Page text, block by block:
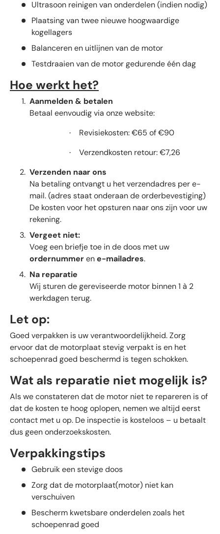
Ultrasoon reinigen van onderdelen (indien nodig)
Plaatsing van twee nieuwe hoogwaardige
kogellagers
Balanceren en uitlijnen van de motor
Testdraaien van de motor gedurende één dag
Hoe werkt het?
Aanmelden & betalen
Betaal eenvoudig via onze website:
· Revisiekosten: €65 of €90
·
Verzendkosten retour: €7,26
Verzenden naar ons
Na betaling ontvangt u het verzendadres per e-
mail. (adres staat onderaan de orderbevestiging)
De kosten voor het opsturen naar ons zijn voor uw
rekening.
Vergeet niet:
Voeg een briefje toe in de doos met uw
ordernummerene-mailadres.
Na reparatie
Wij sturen de gereviseerde motor binnen 1 à 2
werkdagen terug.
Let op:
Goed verpakken is uw verantwoordelijkheid. Zorg
ervoor dat de motorplaat stevig verpakt is en het
schoepenrad goed beschermd is tegen schokken.
Wat als reparatie niet mogelijk is?
Als we constateren dat de motor niet te repareren is of
dat de kosten te hoog oplopen, nemen we altijd eerst
contact met u op. De inspectie is kosteloos – u betaalt
dus geen onderzoekskosten.
Verpakkingstips
Gebruik een stevige doos
Zorg dat de motorplaat(motor) niet kan
verschuiven
Bescherm kwetsbare onderdelen zoals het
schoepenrad goed